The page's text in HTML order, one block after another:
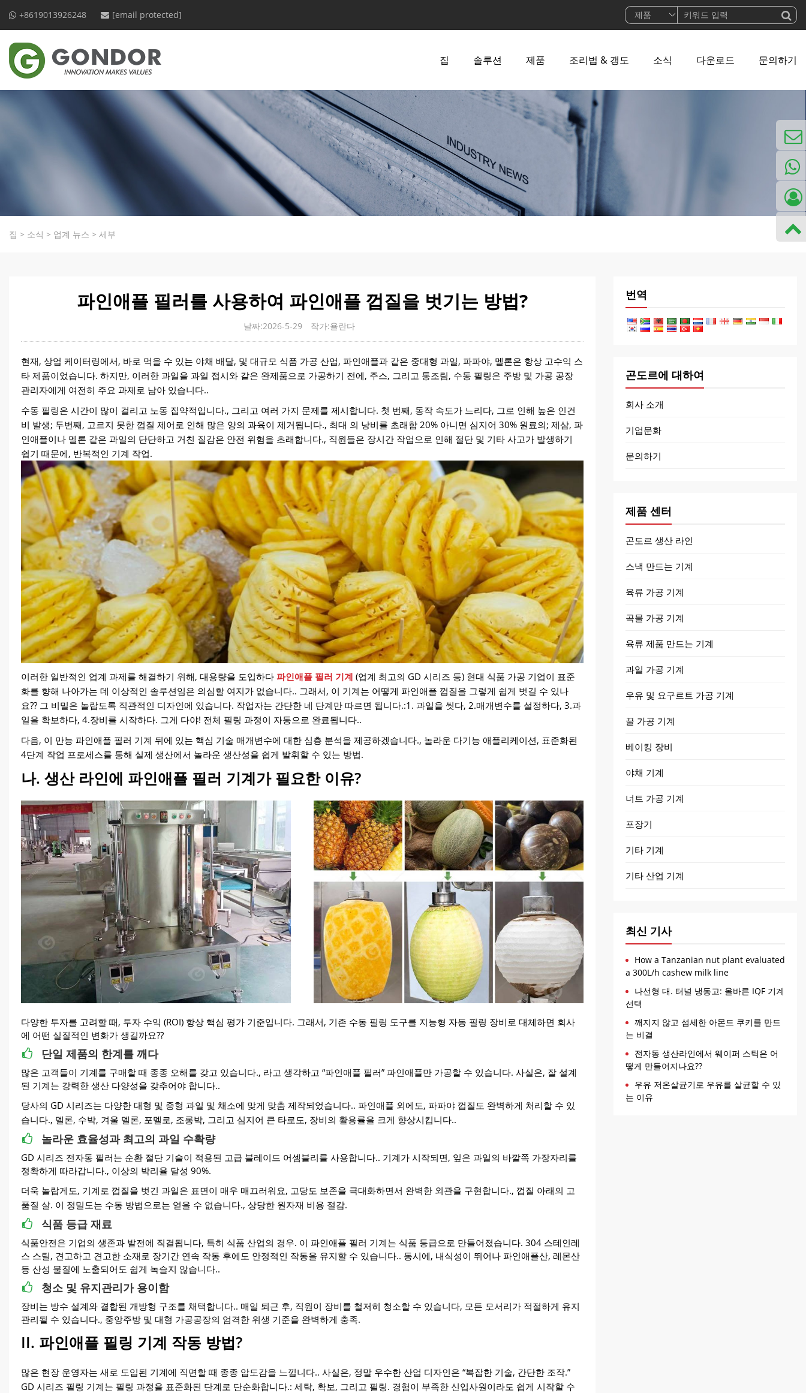
+8619013926248 [email protected]
집 솔루션 제품 조리법 & 갱도 소식 다운로드 문의하기
집 > 소식 > 업계 뉴스 > 세부
파인애플 필러를 사용하여 파인애플 껍질을 ​​벗기는 방법?
날짜:2026-5-29 작가:욜란다
현재, 상업 케이터링에서, 바로 먹을 수 있는 야채 배달, 및 대규모 식품 가공 산업, 파인애플과 같은 중대형 과일, 파파야, 멜론은 항상 고수익 스
타 제품이었습니다. 하지만, 이러한 과일을 과일 접시와 같은 완제품으로 가공하기 전에, 주스, 그리고 통조림, 수동 필링은 주방 및 가공 공장
관리자에게 여전히 주요 과제로 남아 있습니다..
수동 필링은 시간이 많이 걸리고 노동 집약적입니다., 그리고 여러 가지 문제를 제시합니다. 첫 번째, 동작 속도가 느리다, 그로 인해 높은 인건
비 발생; 두번째, 고르지 못한 껍질 제어로 인해 많은 양의 과육이 제거됩니다., 최대 의 낭비를 초래함 20% 아니면 심지어 30% 원료의; 제삼, 파
인애플이나 멜론 같은 과일의 단단하고 거친 질감은 안전 위험을 초래합니다., 직원들은 장시간 작업으로 인해 절단 및 기타 사고가 발생하기
쉽기 때문에, 반복적인 기계 작업.
이러한 일반적인 업계 과제를 해결하기 위해, 대용량을 도입하다 파인애플 필러 기계 (업계 최고의 GD 시리즈 등) 현대 식품 가공 기업이 표준
화를 향해 나아가는 데 이상적인 솔루션임은 의심할 여지가 없습니다.. 그래서, 이 기계는 어떻게 파인애플 껍질을 ​​그렇게 쉽게 벗길 수 있나
요?? 그 비밀은 놀랍도록 직관적인 디자인에 있습니다. 작업자는 간단한 네 단계만 따르면 됩니다.:1. 과일을 씻다, 2.매개변수를 설정하다, 3.과
일을 확보하다, 4.장비를 시작하다. 그게 다야! 전체 필링 과정이 자동으로 완료됩니다..
다음, 이 만능 파인애플 필러 기계 뒤에 있는 핵심 기술 매개변수에 대한 심층 분석을 제공하겠습니다., 놀라운 다기능 애플리케이션, 표준화된
4단계 작업 프로세스를 통해 실제 생산에서 놀라운 생산성을 쉽게 발휘할 수 있는 방법.
나. 생산 라인에 파인애플 필러 기계가 필요한 이유?
다양한 투자를 고려할 때, 투자 수익 (ROI) 항상 핵심 평가 기준입니다. 그래서, 기존 수동 필링 도구를 지능형 자동 필링 장비로 대체하면 회사
에 어떤 실질적인 변화가 생길까요??
단일 제품의 한계를 깨다
많은 고객들이 기계를 구매할 때 종종 오해를 갖고 있습니다., 라고 생각하고 “파인애플 필러” 파인애플만 가공할 수 있습니다. 사실은, 잘 설계
된 기계는 강력한 생산 다양성을 갖추어야 합니다..
당사의 GD 시리즈는 다양한 대형 및 중형 과일 및 채소에 맞게 맞춤 제작되었습니다.. 파인애플 외에도, 파파야 껍질도 완벽하게 처리할 수 있
습니다., 멜론, 수박, 겨울 멜론, 포멜로, 조롱박, 그리고 심지어 큰 타로도, 장비의 활용률을 크게 향상시킵니다..
놀라운 효율성과 최고의 과일 수확량
GD 시리즈 전자동 필러는 순환 절단 기술이 적용된 고급 블레이드 어셈블리를 사용합니다.. 기계가 시작되면, 잎은 과일의 바깥쪽 가장자리를
정확하게 따라갑니다., 이상의 박리율 달성 90%.
더욱 놀랍게도, 기계로 껍질을 벗긴 과일은 표면이 매우 매끄러워요, 고당도 보존을 극대화하면서 완벽한 외관을 구현합니다., 껍질 아래의 고
품질 살. 이 정밀도는 수동 방법으로는 얻을 수 없습니다., 상당한 원자재 비용 절감.
식품 등급 재료
식품안전은 기업의 생존과 발전에 직결됩니다, 특히 식품 산업의 경우. 이 파인애플 필러 기계는 식품 등급으로 만들어졌습니다. 304 스테인레
스 스틸, 견고하고 견고한 소재로 장기간 연속 작동 후에도 안정적인 작동을 유지할 수 있습니다.. 동시에, 내식성이 뛰어나 파인애플산, 레몬산
등 산성 물질에 노출되어도 쉽게 녹슬지 않습니다..
청소 및 유지관리가 용이함
장비는 방수 설계와 결합된 개방형 구조를 채택합니다.. 매일 퇴근 후, 직원이 장비를 철저히 청소할 수 있습니다, 모든 모서리가 적절하게 유지
관리될 수 있습니다., 중앙주방 및 대형 가공공장의 엄격한 위생 기준을 완벽하게 충족.
II. 파인애플 필링 기계 작동 방법?
많은 현장 운영자는 새로 도입된 기계에 직면할 때 종종 압도감을 ​​느낍니다.. 사실은, 정말 우수한 산업 디자인은 “복잡한 기술, 간단한 조작.”
GD 시리즈 필링 기계는 필링 과정을 표준화된 단계로 단순화합니다.: 세탁, 확보, 그리고 필링. 경험이 부족한 신입사원이라도 쉽게 시작할 수
번역
곤도르에 대하여
회사 소개
기업문화
문의하기
제품 센터
곤도르 생산 라인
스낵 만드는 기계
육류 가공 기계
곡물 가공 기계
육류 제품 만드는 기계
과일 가공 기계
우유 및 요구르트 가공 기계
꿀 가공 기계
베이킹 장비
야채 기계
너트 가공 기계
포장기
기타 기계
기타 산업 기계
최신 기사
How a Tanzanian nut plant evaluated
a 300L/h cashew milk line
나선형 대. 터널 냉동고: 올바른 IQF 기계
선택
깨지지 않고 섬세한 아몬드 쿠키를 만드
는 비결
전자동 생산라인에서 웨이퍼 스틱은 어
떻게 만들어지나요??
우유 저온살균기로 우유를 살균할 수 있
는 이유